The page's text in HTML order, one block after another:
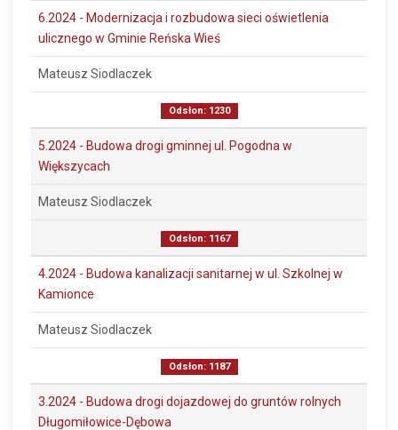
6.2024 - Modernizacja i rozbudowa sieci oświetlenia
ulicznego w Gminie Reńska Wieś
Mateusz Siodlaczek
Odsłon: 1230
5.2024 - Budowa drogi gminnej ul. Pogodna w
Większycach
Mateusz Siodlaczek
Odsłon: 1167
4.2024 - Budowa kanalizacji sanitarnej w ul. Szkolnej w
Kamionce
Mateusz Siodlaczek
Odsłon: 1187
3.2024 - Budowa drogi dojazdowej do gruntów rolnych
Długomiłowice-Dębowa